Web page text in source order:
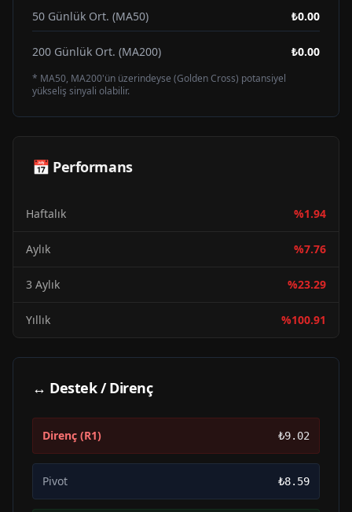
50 Günlük Ort. (MA50) ₺0.00
200 Günlük Ort. (MA200) ₺0.00
* MA50, MA200'ün üzerindeyse (Golden Cross) potansiyel
yükseliş sinyali olabilir.
📅 Performans
Haftalık %1.94
Aylık %7.76
3 Aylık %23.29
Yıllık %100.91
↔ Destek / Direnç
Direnç (R1) ₺9.02
Pivot ₺8.59